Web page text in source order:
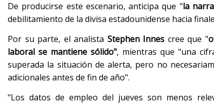
De producirse este escenario, anticipa que "la
debilitamiento de la divisa estadounidense hacia
Por su parte, el analista Stephen Innes cree que "
laboral se mantiene sólido", mientras que "una
superada la situación de alerta, pero no
adicionales antes de fin de año".
"Los datos de empleo del jueves son menos